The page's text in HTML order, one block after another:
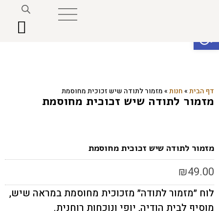
דף הבית»חנות»מזמור לתודה שיש זכוכית מחוסמת
מזמור לתודה שיש זכוכית מחוסמת
מזמור לתודה שיש זכוכית מחוסמת
₪49.00
לוח ״מזמור לתודה״ מזכוכית מחוסמת במראה שיש,
מוסיף לבית הודיה, יופי ונוכחות רוחנית.